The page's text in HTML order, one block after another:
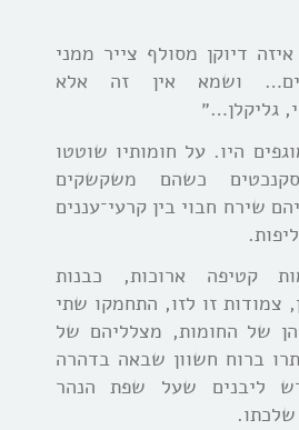
דיוקן מסולף צייר ממני
ושמא אין זה אלא
גליקלן…״
היו. על חומותיו שוטטו
כשהם משקשקים
שירח חבוי בין קרעי־עננים
קטיפה ארוכות, כבנות
צמודות זו לזו, התחמקו שתי
של החומות, מצלליהם של
ברוח חשוון שבאה בדהרה
ליבנים שעל שפת הנהר